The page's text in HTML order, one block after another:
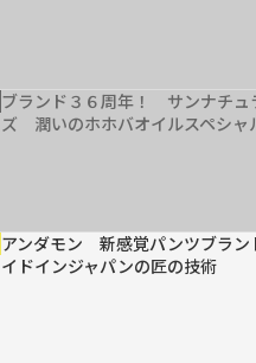
ブランド３６周年！ サンナチュ
ズ 潤いのホホバオイルスペシャ
アンダモン 新感覚パンツブラ
イドインジャパンの匠の技術